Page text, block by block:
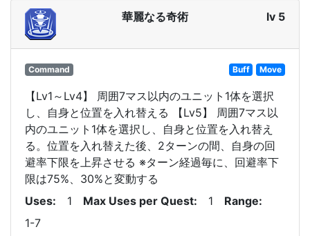
華麗なる奇術 lv 5
Command Buff Move
【Lv1～Lv4】 周囲7マス以内のユニット1体を選択
し、自身と位置を入れ替える 【Lv5】 周囲7マス以
内のユニット1体を選択し、自身と位置を入れ替え
る。位置を入れ替えた後、2ターンの間、自身の回
避率下限を上昇させる ※ターン経過毎に、回避率下
限は75%、30%と変動する
Uses
1 Max Uses per Quest 1
Range
1-7